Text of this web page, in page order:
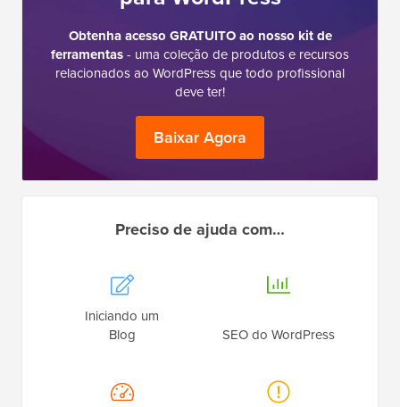
Obtenha acesso GRATUITO ao nosso kit de
ferramentas- uma coleção de produtos e recursos
relacionados ao WordPress que todo profissional
deve ter!
Baixar Agora
Preciso de ajuda com…
Iniciando um
Blog
SEO do WordPress